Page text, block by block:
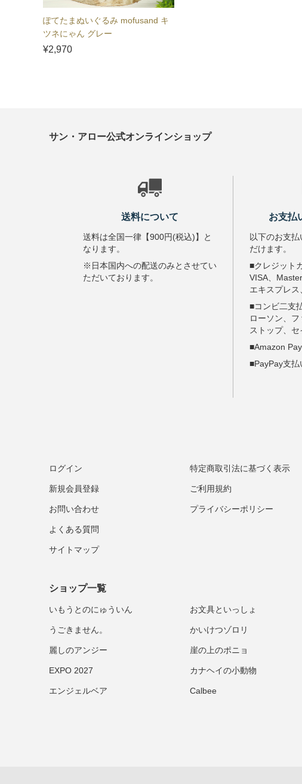
ぽてたまぬいぐるみ mofusand キ
ツネにゃん グレー
¥2,970
サン・アロー公式オンラインショップ
ログイン
新規会員登録
お問い合わせ
よくある質問
サイトマップ
特定商取引法に基づく表示
ご利用規約
プライバシーポリシー
ショップ一覧
いもうとのにゅういん
うごきません。
麗しのアンジー
EXPO 2027
エンジェルベア
お文具といっしょ
かいけつゾロリ
崖の上のポニョ
カナヘイの小動物
Calbee